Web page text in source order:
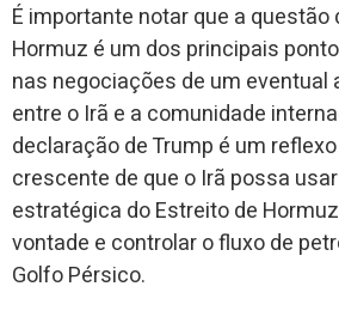
É importante notar que a questão
Hormuz é um dos principais
nas negociações de um eventual
entre o Irã e a comunidade
declaração de Trump é um
crescente de que o Irã possa
estratégica do Estreito de
vontade e controlar o fluxo de
Golfo Pérsico.